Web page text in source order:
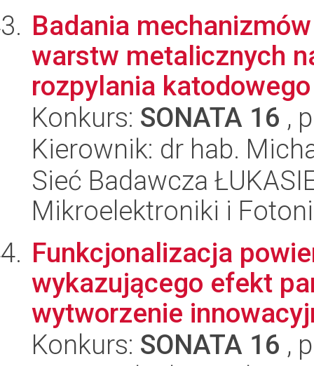
Badania
warstw metalicznych
rozpylania
Konkurs: SONATA 16 ,
Kierownik: dr hab.
Sieć Badawcza
Mikroelektroniki i
Funkcjonalizacja
wykazującego efekt
wytworzenie
Konkurs: SONATA 16 ,